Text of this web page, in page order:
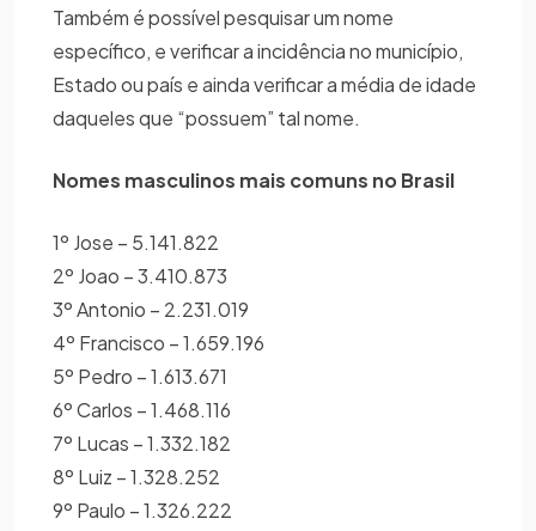
Também é possível pesquisar um nome
específico, e verificar a incidência no município,
Estado ou país e ainda verificar a média de idade
daqueles que “possuem” tal nome.
Nomes masculinos mais comuns no Brasil
1º Jose – 5.141.822
2º Joao – 3.410.873
3º Antonio – 2.231.019
4º Francisco – 1.659.196
5º Pedro – 1.613.671
6º Carlos – 1.468.116
7º Lucas – 1.332.182
8º Luiz – 1.328.252
9º Paulo – 1.326.222